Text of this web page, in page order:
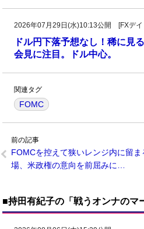
2026年07月29日(水)10:13公開 [FXデイ
ドル円下落予想なし！稀に見
会見に注目。ドル中心。
関連タグ
FOMC
前の記事
FOMCを控えて狭いレンジ内に留ま
場、米政権の意向を前屈みに…
■持田有紀子の「戦うオンナのマ